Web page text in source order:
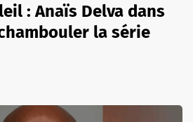
: Anaïs Delva dans
la série